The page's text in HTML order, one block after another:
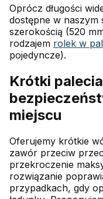
Oprócz długości
dostępne w naszym
szerokością (520
rodzajem rolek w
pojedyncze).
Krótki
miejscu
Oferujemy krótkie
zawór przeciw
przekroczenie
rozwiązanie
przypadkach, gdy